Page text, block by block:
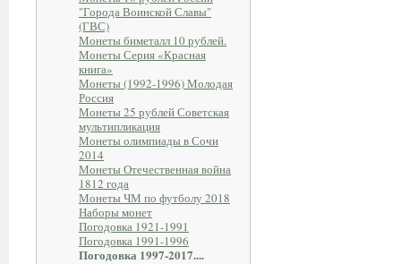
"Города Воинской Славы"
(ГВС)
Монеты биметалл 10 рублей.
Монеты Серия «Красная
книга»
Монеты (1992-1996) Молодая
Россия
Монеты 25 рублей Советская
мультипликация
Монеты олимпиады в Сочи
2014
Монеты Отечественная война
1812 года
Монеты ЧМ по футболу 2018
Наборы монет
Погодовка 1921-1991
Погодовка 1991-1996
Погодовка 1997-2017....